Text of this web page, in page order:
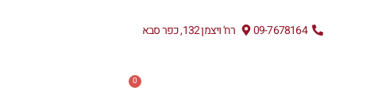
09-7678164 רח' ויצמן 132, כפר סבא
0
עגלת